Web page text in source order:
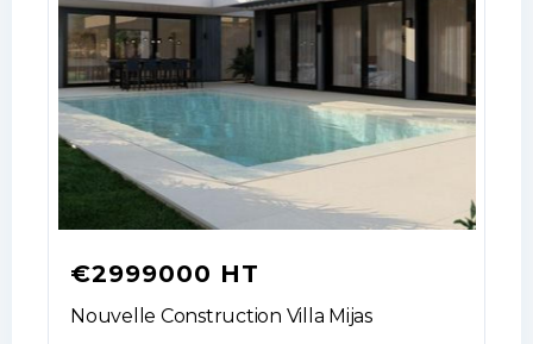
€2999000 HT
Nouvelle Construction Villa Mijas